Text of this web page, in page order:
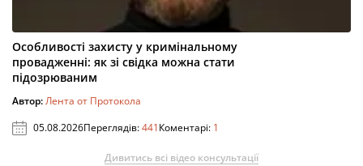
Особливості захисту у кримінальному
провадженні: як зі свідка можна стати
підозрюваним
Автор:Лента от Протокола
05.08.2026Переглядів:441Коментарі: 1
Дивитись всі відео консультації